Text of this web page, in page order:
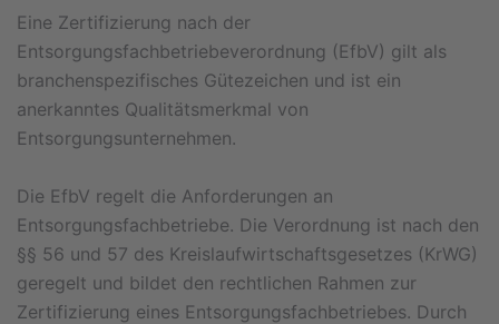
Eine Zertifizierung nach der
Entsorgungsfachbetriebeverordnung (EfbV) gilt als
branchenspezifisches Gütezeichen und ist ein
anerkanntes Qualitätsmerkmal von
Entsorgungsunternehmen.
Die EfbV regelt die Anforderungen an
Entsorgungsfachbetriebe. Die Verordnung ist nach den
§§ 56 und 57 des Kreislaufwirtschaftsgesetzes (KrWG)
geregelt und bildet den rechtlichen Rahmen zur
Zertifizierung eines Entsorgungsfachbetriebes. Durch